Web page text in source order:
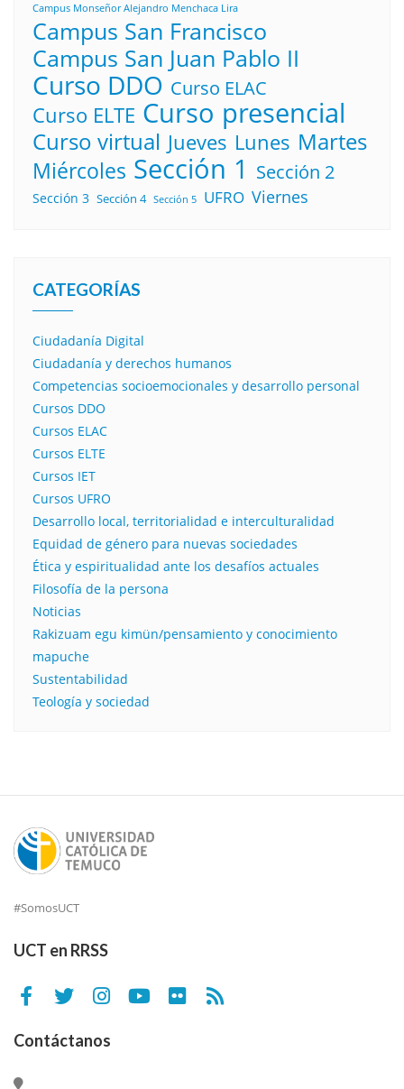
Campus Monseñor Alejandro Menchaca Lira
Campus San Francisco
Campus San Juan Pablo II
Curso DDO Curso ELAC
Curso ELTE Curso presencial
Curso virtual Jueves Lunes Martes
Miércoles Sección 1 Sección 2
Sección 3 Sección 4 Sección 5 UFRO Viernes
CATEGORÍAS
Ciudadanía Digital
Ciudadanía y derechos humanos
Competencias socioemocionales y desarrollo personal
Cursos DDO
Cursos ELAC
Cursos ELTE
Cursos IET
Cursos UFRO
Desarrollo local, territorialidad e interculturalidad
Equidad de género para nuevas sociedades
Ética y espiritualidad ante los desafíos actuales
Filosofía de la persona​
Noticias
Rakizuam egu kimün/pensamiento y conocimiento
mapuche
Sustentabilidad
Teología y sociedad
#SomosUCT
UCT en RRSS
Contáctanos